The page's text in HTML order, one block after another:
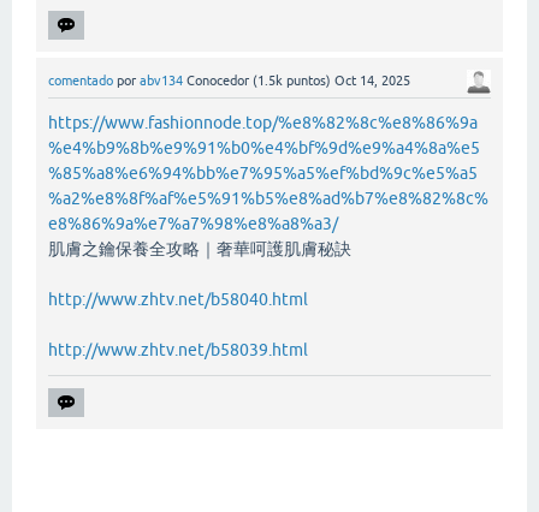
comentado por abv134 Conocedor (1.5k puntos) Oct 14, 2025
https://www.fashionnode.top/%e8%82%8c%e8%86%9a
%e4%b9%8b%e9%91%b0%e4%bf%9d%e9%a4%8a%e5
%85%a8%e6%94%bb%e7%95%a5%ef%bd%9c%e5%a5
%a2%e8%8f%af%e5%91%b5%e8%ad%b7%e8%82%8c%
e8%86%9a%e7%a7%98%e8%a8%a3/
肌膚之鑰保養全攻略｜奢華呵護肌膚秘訣
http://www.zhtv.net/b58040.html
http://www.zhtv.net/b58039.html